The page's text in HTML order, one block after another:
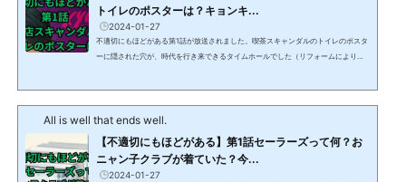
トイレのポスターは？キョンキ...
2024-01-27
不適切にもほどがある第1話が放送されました。喫茶スキャンダルのトイレのポスタ
ーに隠された穴が、時代を行き来できるタイムホールでした（リフォームにより使
て解説します。 【不適切にもほどがある】第1話喫茶スキャンダルのトイレのポス
All is well that ends well.
【不適切にもほどがある】第1話セーラーズって何？お
ニャン子クラブが着ていた？今...
2024-01-27